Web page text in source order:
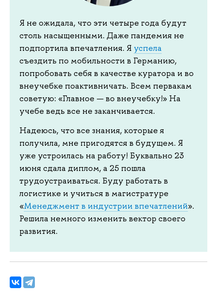
Я не ожидала, что эти четыре года будут
столь насыщенными. Даже пандемия не
подпортила впечатления. Я успела
съездить по мобильности в Германию,
попробовать себя в качестве куратора и во
внеучебке поактивничать. Всем первакам
советую: «Главное — во внеучебку!» На
учебе ведь все не заканчивается.
Надеюсь, что все знания, которые я
получила, мне пригодятся в будущем. Я
уже устроилась на работу! Буквально 23
июня сдала диплом, а 25 пошла
трудоустраиваться. Буду работать в
логистике и учиться в магистратуре
«Менеджмент в индустрии впечатлений».
Решила немного изменить вектор своего
развития.